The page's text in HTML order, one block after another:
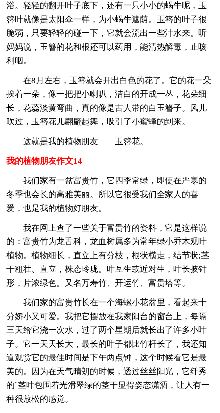
浴。轻轻的翻开叶子底下，还有一只小小的蜗牛呢，玉
簪叶就像是太阳伞一样，为小蜗牛遮荫。玉簪的叶子很
脆弱，只要轻轻的碰一下，它就会流出一些汁水来。听
妈妈说，玉簪的花和根还可以药用，能清热解毒，止咳
利咽。
在8月左右，玉簪就会开出白色的花了。它的花一朵
挨着一朵，像一把把小喇叭，洁白的开成一丛，花朵细
长，花蕊淡黄弯曲，真的像是古人带的白玉簪子。风儿
吹过，玉簪花儿翩翩起舞，吸引了小蜜蜂的到来。
这就是我的植物朋友――玉簪花。
我的植物朋友作文14
我们家有一盆富贵竹，它四季常绿，即使在严寒的
冬季也会长的高雅美丽。所以它很受我们全家人的喜
爱，也是我的植物好朋友。
我在网上查了一些关于富贵竹的资料，它是这样说
的：富贵竹为龙舌科，龙血树属多为常年绿小乔木观叶
植物。植物细长，直立上有分枝，根状横走，结节状;茎
干粗壮、直立，株态玲珑。叶互生或近对生，叶长披针
形，片浓绿色。又名万寿竹、开运竹、富贵塔等。
我们家的富贵竹长在一个海螺小花盆里，看起来十
分娇小又可爱。我把它摆放在我家阳台的窗台上，每隔
三天给它浇一次水，过了两个星期后就长出了许多小叶
子。它一天天长大，最长的叶子都比竹杆长了，我还知
道观赏它的最佳时间是下午两点钟，这个时候看它是最
美的。因为在天气晴朗的时候，透过丝丝阳光，它纤秀
的`茎叶包围着光滑翠绿的茎干显得姿态潇洒，让人有一
种很放松的感觉。